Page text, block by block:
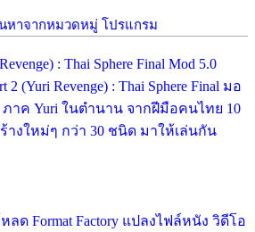
หาจากหมวดหมู่ โปรแกรม
: Thai Sphere Final Mod 5.0
2 (Yuri Revenge) : Thai Sphere Final มอ
ภาค Yuri ในตำนาน จากฝีมือคนไทย 10
างใหม่ๆ กว่า 30 ชนิด มาให้เล่นกัน
หลด Format Factory แปลงไฟล์หนัง วิดีโอ